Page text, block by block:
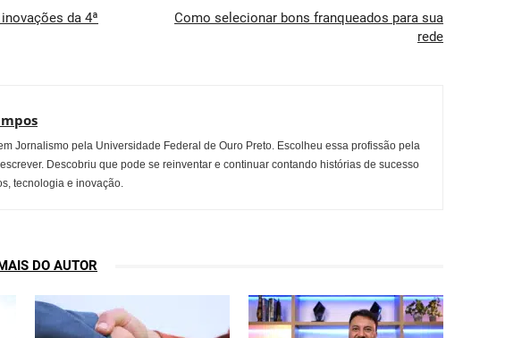
da 4ª
Como selecionar bons franqueados para sua
rede
Jornalismo pela Universidade Federal de Ouro Preto. Escolheu essa profissão pela
Descobriu que pode se reinventar e continuar contando histórias de sucesso
tecnologia e inovação.
DO AUTOR